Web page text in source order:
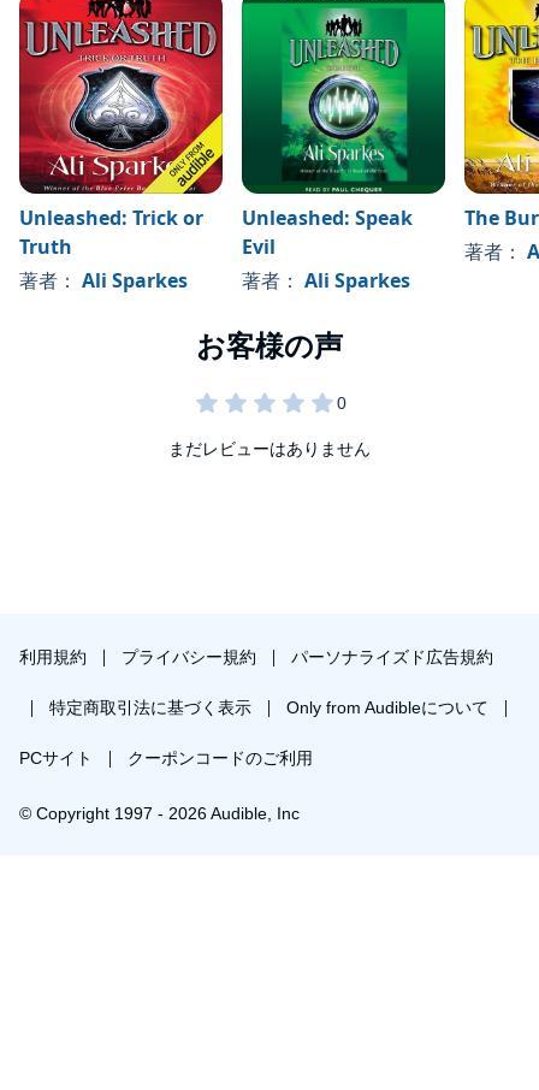
Unleashed: Trick or
Truth
著者： Ali Sparkes
Unleashed: Speak
Evil
著者： Ali Sparkes
The
著者：
まだレビューはありません
利用規約 プライバシー規約 パーソナライズド広告規約
特定商取引法に基づく表示 Only from Audibleについて
PCサイト クーポンコードのご利用
© Copyright 1997 - 2026 Audible, Inc